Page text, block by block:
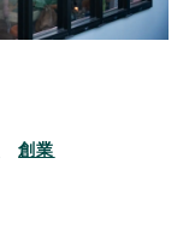
創業